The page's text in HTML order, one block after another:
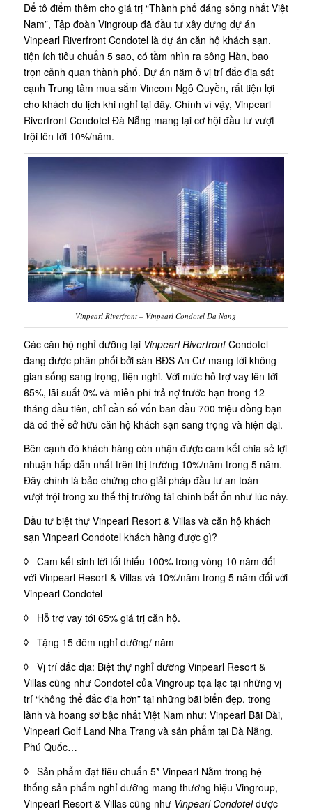
Để tô điểm thêm cho giá trị “Thành phố đáng sống nhất Việt
Nam”, Tập đoàn Vingroup đã đầu tư xây dựng dự án
Vinpearl Riverfront Condotel là dự án căn hộ khách sạn,
tiện ích tiêu chuẩn 5 sao, có tầm nhìn ra sông Hàn, bao
trọn cảnh quan thành phố. Dự án nằm ở vị trí đắc địa sát
cạnh Trung tâm mua sắm Vincom Ngô Quyền, rất tiện lợi
cho khách du lịch khi nghỉ tại đây. Chính vì vậy, Vinpearl
Riverfront Condotel Đà Nẵng mang lại cơ hội đầu tư vượt
trội lên tới 10%/năm.
Vinpearl Riverfront – Vinpearl Condotel Da Nang
Các căn hộ nghỉ dưỡng tại Vinpearl Riverfront Condotel
đang được phân phối bởi sàn BĐS An Cư mang tới không
gian sống sang trọng, tiện nghi. Với mức hỗ trợ vay lên tới
65%, lãi suất 0% và miễn phí trả nợ trước hạn trong 12
tháng đầu tiên, chỉ cần số vốn ban đầu 700 triệu đồng bạn
đã có thể sở hữu căn hộ khách sạn sang trọng và hiện đại.
Bên cạnh đó khách hàng còn nhận được cam kết chia sẻ lợi
nhuận hấp dẫn nhất trên thị trường 10%/năm trong 5 năm.
Đây chính là bảo chứng cho giải pháp đầu tư an toàn –
vượt trội trong xu thế thị trường tài chính bất ổn như lúc này.
Đầu tư biệt thự Vinpearl Resort & Villas và căn hộ khách
sạn Vinpearl Condotel khách hàng được gì?
◊ Cam kết sinh lời tối thiểu 100% trong vòng 10 năm đối
với Vinpearl Resort & Villas và 10%/năm trong 5 năm đối với
Vinpearl Condotel
◊ Hỗ trợ vay tới 65% giá trị căn hộ.
◊ Tặng 15 đêm nghỉ dưỡng/ năm
◊ Vị trí đắc địa: Biệt thự nghỉ dưỡng Vinpearl Resort &
Villas cũng như Condotel của Vingroup tọa lạc tại những vị
trí “không thể đắc địa hơn” tại những bãi biển đẹp, trong
lành và hoang sơ bậc nhất Việt Nam như: Vinpearl Bãi Dài,
Vinpearl Golf Land Nha Trang và sản phẩm tại Đà Nẵng,
Phú Quốc…
◊ Sản phẩm đạt tiêu chuẩn 5* Vinpearl Nằm trong hệ
thống sản phẩm nghỉ dưỡng mang thương hiệu Vingroup,
Vinpearl Resort & Villas cũng như Vinpearl Condotelđược